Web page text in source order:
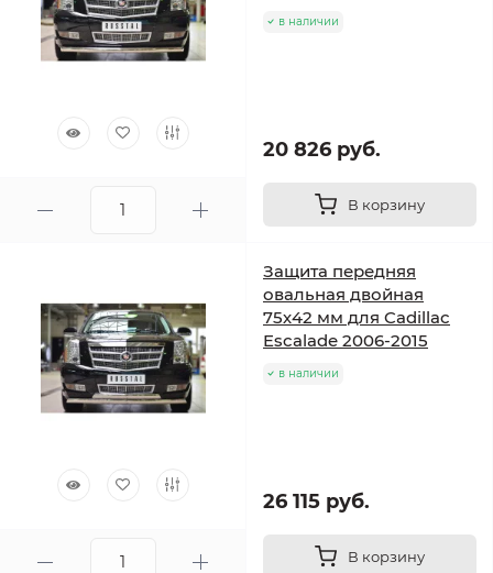
в наличии
20 826 руб.
В корзину
Защита передняя
овальная двойная
75х42 мм для Cadillac
Escalade 2006-2015
в наличии
26 115 руб.
В корзину